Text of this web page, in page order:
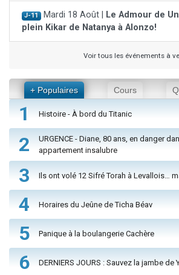
J-11 Mardi 18 Août |
Le Admour de
plein Kikar de Natanya à Alonzo!
Voir tous les événements à
+ Populaires Cours
1 Histoire - À bord du Titanic
2
URGENCE - Diane, 80 ans, en danger
appartement insalubre
3 Ils ont volé 12 Sifré Torah à Levallois…
4 Horaires du Jeûne de Ticha Béav
5 Panique à la boulangerie Cachère
6 DERNIERS JOURS : Sauvez la jambe de